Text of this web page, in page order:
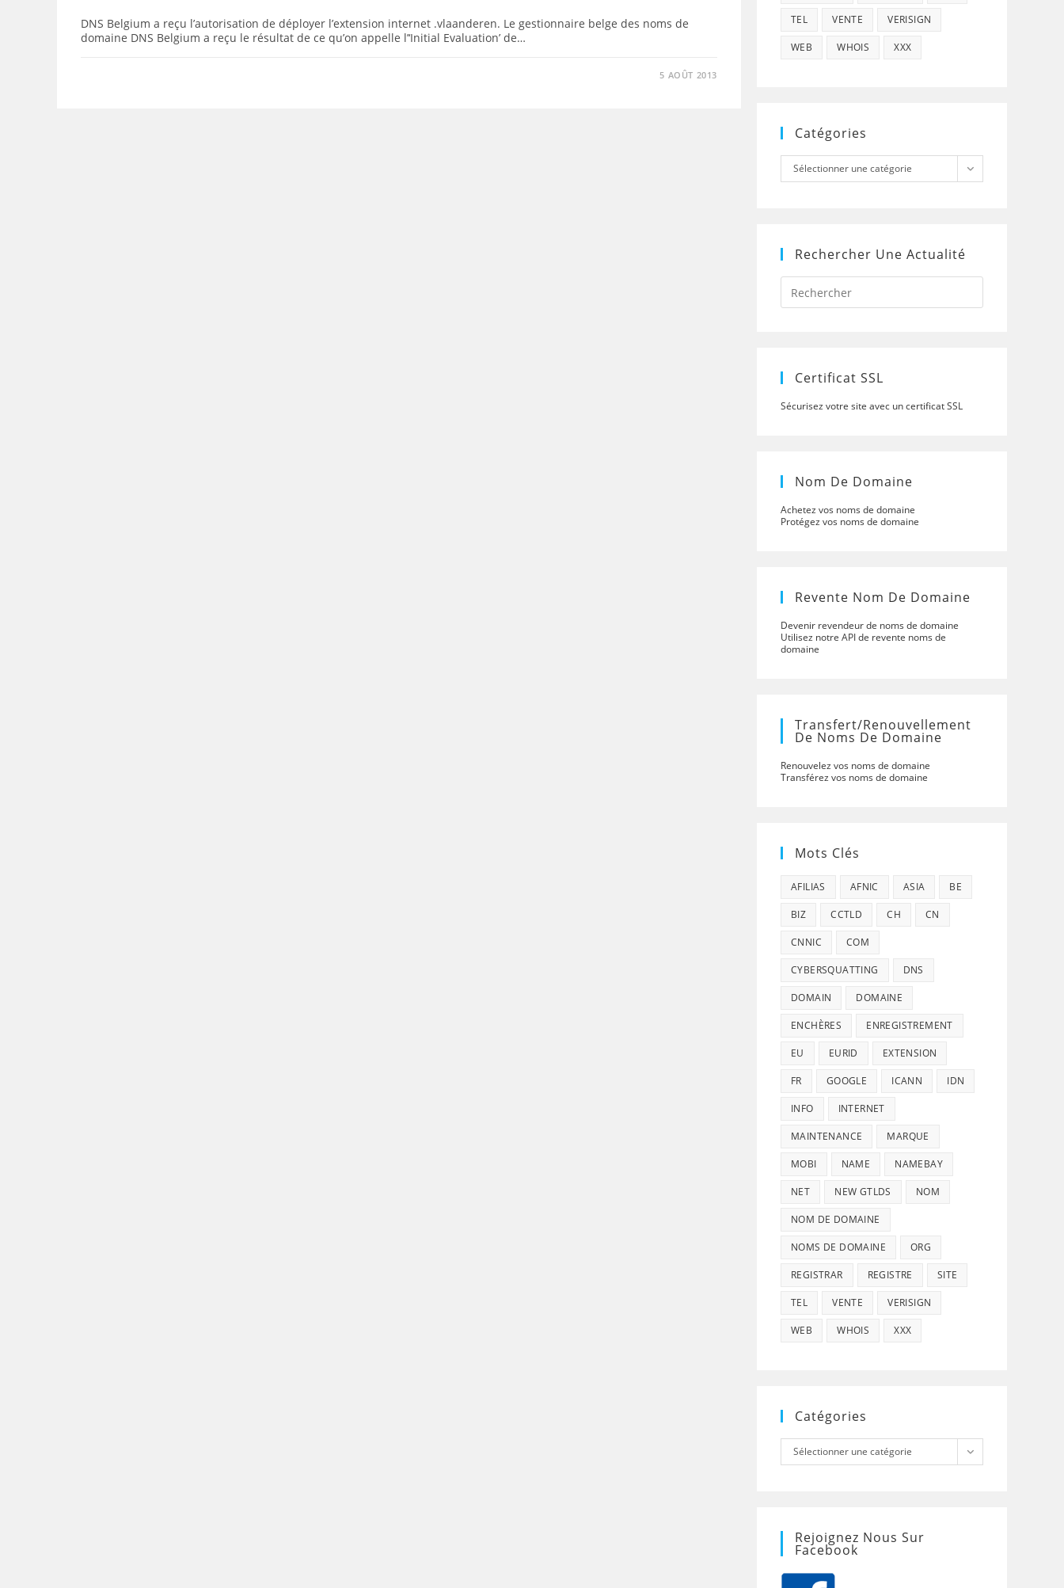
DNS Belgium a reçu l’autorisation de déployer l’extension internet .vlaanderen. Le gestionnaire belge des noms de
domaine DNS Belgium a reçu le résultat de ce qu’on appelle l’‘Initial Evaluation’ de…
5 AOÛT 2013
TEL VENTE VERISIGN
WEB WHOIS XXX
Catégories
Catégories
Sélectionner une catégorie
Rechercher Une Actualité
Press
to
Certificat SSL
Sécurisez votre site avec un certificat SSL
Nom De Domaine
Achetez vos noms de domaine
Protégez vos noms de domaine
Revente Nom De Domaine
Devenir revendeur de noms de domaine
Utilisez notre API de revente noms de
domaine
Transfert/renouvellement
De Noms De Domaine
Renouvelez vos noms de domaine
Transférez vos noms de domaine
Mots Clés
AFILIAS AFNIC ASIA BE
BIZ CCTLD CH CN
CNNIC COM
CYBERSQUATTING DNS
DOMAIN DOMAINE
ENCHÈRES ENREGISTREMENT
EU EURID EXTENSION
FR GOOGLE ICANN IDN
INFO INTERNET
MAINTENANCE MARQUE
MOBI NAME NAMEBAY
NET NEW GTLDS NOM
NOM DE DOMAINE
NOMS DE DOMAINE ORG
REGISTRAR REGISTRE SITE
TEL VENTE VERISIGN
WEB WHOIS XXX
Catégories
Catégories
Sélectionner une catégorie
Rejoignez Nous Sur
Facebook